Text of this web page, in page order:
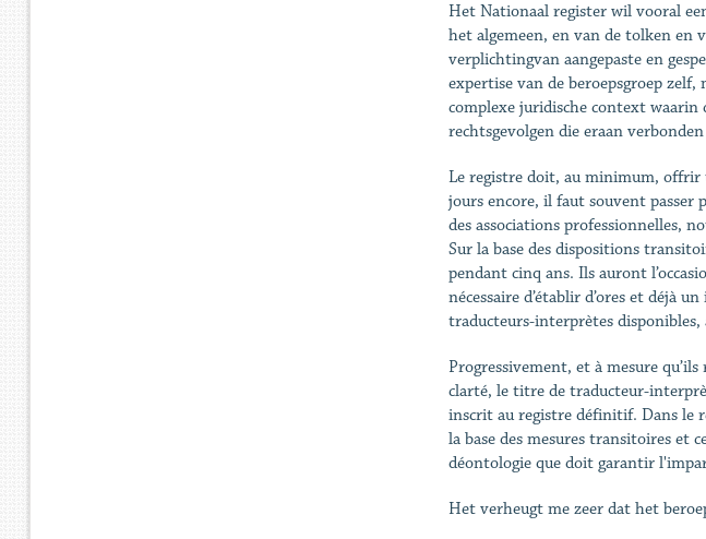
Het Nationaal register wil vooral
het algemeen, en van de tolken en
verplichtingvan aangepaste en
expertise van de beroepsgroep
complexe juridische context waarin
rechtsgevolgen die eraan
Le registre doit, au minimum, offrir
jours encore, il faut souvent passer
des associations professionnelles,
Sur la base des dispositions
pendant cinq ans. Ils auront
nécessaire d’établir d’ores et déjà
traducteurs-interprètes disponibles,
Progressivement, et à mesure
clarté, le titre de traducteur-
inscrit au registre définitif. Dans le
la base des mesures transitoires et
déontologie que doit garantir
Het verheugt me zeer dat het